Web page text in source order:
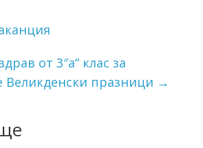
от 3″а“ клас за
Великденски празници →